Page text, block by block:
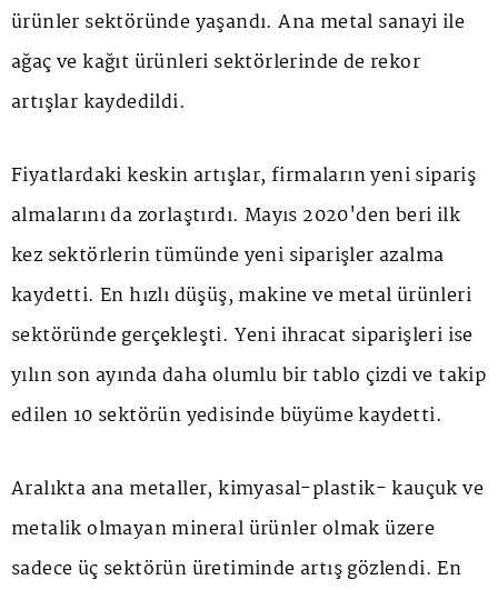
ürünler sektöründe yaşandı. Ana metal sanayi ile
ağaç ve kağıt ürünleri sektörlerinde de rekor
artışlar kaydedildi.
Fiyatlardaki keskin artışlar, firmaların yeni sipariş
almalarını da zorlaştırdı. Mayıs 2020'den beri ilk
kez sektörlerin tümünde yeni siparişler azalma
kaydetti. En hızlı düşüş, makine ve metal ürünleri
sektöründe gerçekleşti. Yeni ihracat siparişleri ise
yılın son ayında daha olumlu bir tablo çizdi ve takip
edilen 10 sektörün yedisinde büyüme kaydetti.
Aralıkta ana metaller, kimyasal-plastik- kauçuk ve
metalik olmayan mineral ürünler olmak üzere
sadece üç sektörün üretiminde artış gözlendi. En